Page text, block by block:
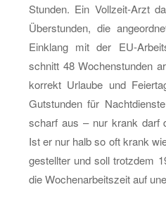
Stun­den. Ein Voll­zeit-Arzt
Über­stun­den, die
Ein­klang mit der EU-
schnitt 48 Wo­chen­stun­den
kor­rekt Ur­lau­be und
Gut­stun­den für
scharf aus – nur krank darf
Ist er nur halb so oft krank
ge­stell­ter und soll trotz­dem
die Wo­chen­ar­beits­zeit auf